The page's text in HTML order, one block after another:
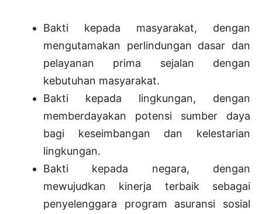
Bakti kepada masyarakat, dengan
mengutamakan perlindungan dasar dan
pelayanan prima sejalan dengan
kebutuhan masyarakat.
Bakti kepada lingkungan, dengan
memberdayakan potensi sumber daya
bagi keseimbangan dan kelestarian
lingkungan.
Bakti kepada negara, dengan
mewujudkan kinerja terbaik sebagai
penyelenggara program asuransi sosial